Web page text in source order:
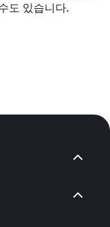
도 있습니다.